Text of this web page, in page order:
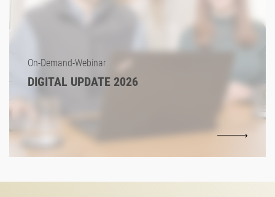
On-Demand-Webinar
DIGITAL UPDATE 2026